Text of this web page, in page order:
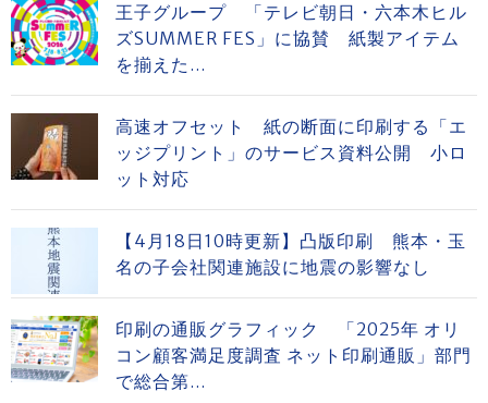
王子グループ 「テレビ朝日・六本木ヒル
ズSUMMER FES」に協賛 紙製アイテム
を揃えた...
高速オフセット 紙の断面に印刷する「エ
ッジプリント」のサービス資料公開 小ロ
ット対応
【4月18日10時更新】凸版印刷 熊本・玉
名の子会社関連施設に地震の影響なし
印刷の通販グラフィック 「2025年 オリ
コン顧客満足度調査 ネット印刷通販」部門
で総合第...